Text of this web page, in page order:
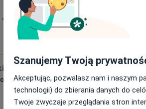
40 opinii
Mapa
Prywatne Centrum Implantologii i Stomatologii Estetycznej VIP Dental Clinic
200 zł
Szanujemy Twoją
Akceptując, pozwalasz nam i naszym
technologii) do zbierania danych do
Twoje zwyczaje przeglądania stron